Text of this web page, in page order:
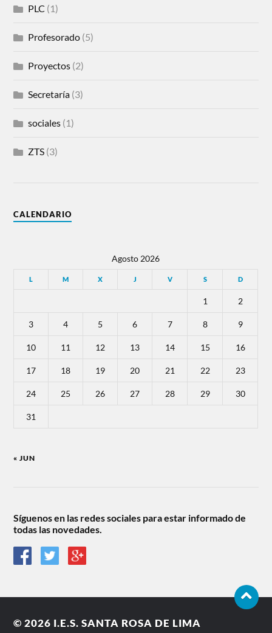
PLC (1)
Profesorado (5)
Proyectos (2)
Secretaría (3)
sociales (1)
ZTS (3)
CALENDARIO
Agosto 2026
L M X J V S D
1 2
3 4 5 6 7 8 9
10 11 12 13 14 15 16
17 18 19 20 21 22 23
24 25 26 27 28 29 30
31
« JUN
Síguenos en las redes sociales para estar informado de
todas las novedades.
© 2026 I.E.S. SANTA ROSA DE LIMA